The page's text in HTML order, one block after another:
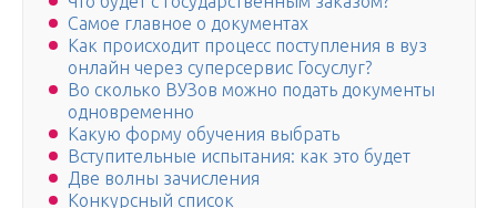
Самое главное о документах
Как происходит процесс поступления в вуз
онлайн через суперсервис Госуслуг?
Во сколько ВУЗов можно подать документы
одновременно
Какую форму обучения выбрать
Вступительные испытания: как это будет
Две волны зачисления
Конкурсный список